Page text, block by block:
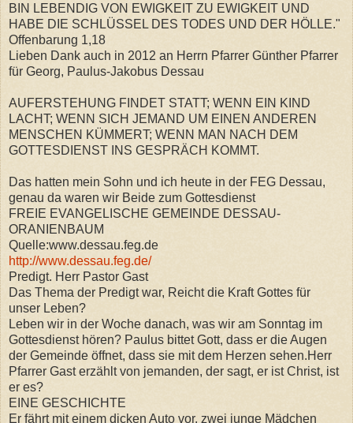
BIN LEBENDIG VON EWIGKEIT ZU EWIGKEIT UND
HABE DIE SCHLÜSSEL DES TODES UND DER HÖLLE."
Offenbarung 1,18
Lieben Dank auch in 2012 an Herrn Pfarrer Günther Pfarrer
für Georg, Paulus-Jakobus Dessau
AUFERSTEHUNG FINDET STATT; WENN EIN KIND
LACHT; WENN SICH JEMAND UM EINEN ANDEREN
MENSCHEN KÜMMERT; WENN MAN NACH DEM
GOTTESDIENST INS GESPRÄCH KOMMT.
Das hatten mein Sohn und ich heute in der FEG Dessau,
genau da waren wir Beide zum Gottesdienst
FREIE EVANGELISCHE GEMEINDE DESSAU-
ORANIENBAUM
Quelle:www.dessau.feg.de
http://www.dessau.feg.de/
Predigt. Herr Pastor Gast
Das Thema der Predigt war, Reicht die Kraft Gottes für
unser Leben?
Leben wir in der Woche danach, was wir am Sonntag im
Gottesdienst hören? Paulus bittet Gott, dass er die Augen
der Gemeinde öffnet, dass sie mit dem Herzen sehen.Herr
Pfarrer Gast erzählt von jemanden, der sagt, er ist Christ, ist
er es?
EINE GESCHICHTE
Er fährt mit einem dicken Auto vor, zwei junge Mädchen